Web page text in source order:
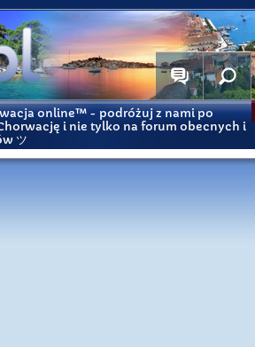
online™ - podróżuj z nami po
i nie tylko na forum obecnych i
ツ